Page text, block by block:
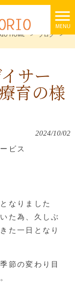
MENU
HOME
> ブログ
>
サー
育の様
2024/10/02
ビス
なりました
た為、久しぶ
た一日となり
節の変わり目